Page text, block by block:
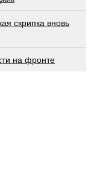
скрипка вновь
на фронте